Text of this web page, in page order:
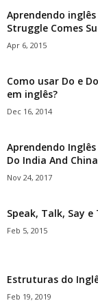
Aprendendo
Struggle Comes
Apr 6, 2015
Como usar Do e
em inglês?
Dec 16, 2014
Aprendendo
Do India And
Nov 24, 2017
Speak, Talk, Say
Feb 5, 2015
Estruturas do
Feb 19, 2019